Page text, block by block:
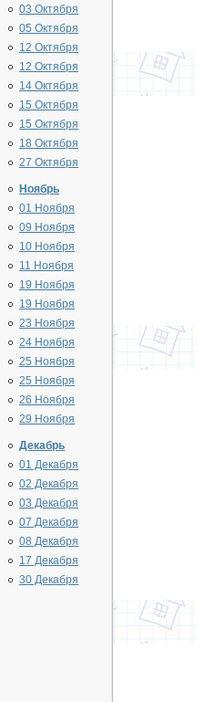
03 Октября
05 Октября
12 Октября
12 Октября
14 Октября
15 Октября
15 Октября
18 Октября
27 Октября
Ноябрь
01 Ноября
09 Ноября
10 Ноября
11 Ноября
19 Ноября
19 Ноября
23 Ноября
24 Ноября
25 Ноября
25 Ноября
26 Ноября
29 Ноября
Декабрь
01 Декабря
02 Декабря
03 Декабря
07 Декабря
08 Декабря
17 Декабря
30 Декабря